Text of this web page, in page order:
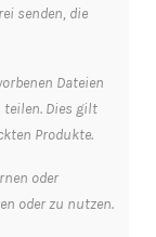
senden, die
Dateien
teilen. Dies gilt
Produkte.
oder
oder zu nutzen.